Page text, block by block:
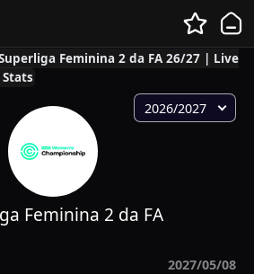
Feminina 2 da FA 26/27 | Live
2026/2027
Feminina 2 da FA
2027/05/08